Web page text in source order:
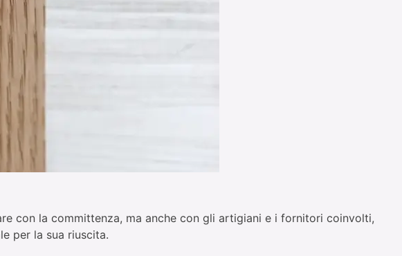
con la committenza, ma anche con gli artigiani e i fornitori coinvolti,
per la sua riuscita.